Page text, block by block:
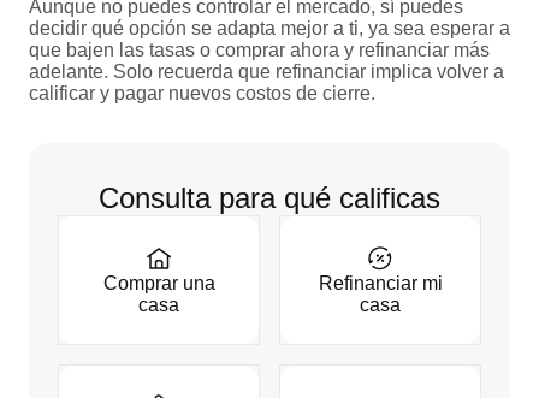
Aunque no puedes controlar el mercado, sí puedes
decidir qué opción se adapta mejor a ti, ya sea esperar a
que bajen las tasas o comprar ahora y refinanciar más
adelante. Solo recuerda que refinanciar implica volver a
calificar y pagar nuevos costos de cierre.
Consulta para qué calificas
Comprar una
casa
Refinanciar mi
casa